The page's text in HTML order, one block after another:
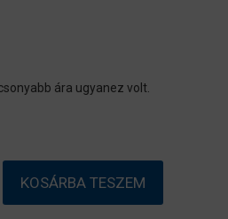
ára ugyanez volt.
Epson
KOSÁRBA TESZEM